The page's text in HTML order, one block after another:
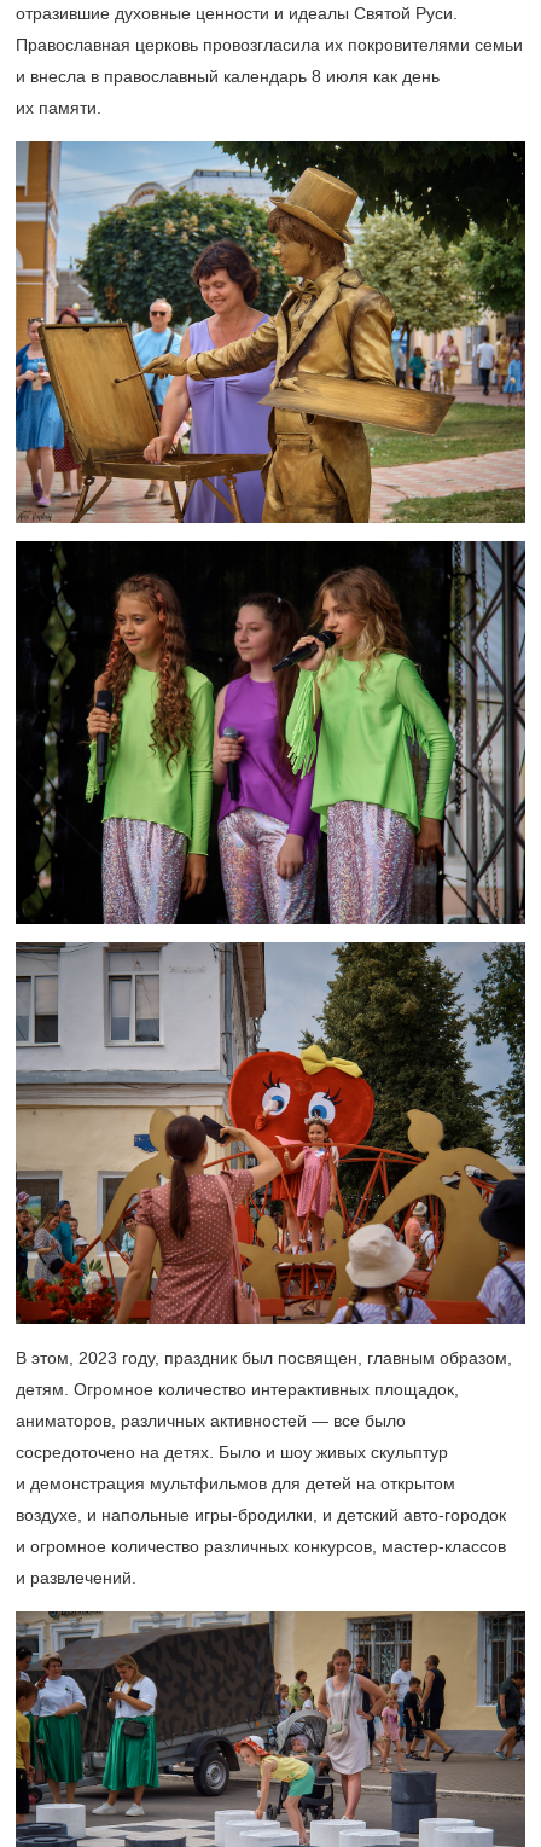
отразившие духовные ценности и идеалы Святой Руси.
Православная церковь провозгласила их покровителями семьи
и внесла в православный календарь 8 июля как день
их памяти.
В этом, 2023 году, праздник был посвящен, главным образом,
детям. Огромное количество интерактивных площадок,
аниматоров, различных активностей — все было
сосредоточено на детях. Было и шоу живых скульптур
и демонстрация мультфильмов для детей на открытом
воздухе, и напольные игры-бродилки, и детский авто-городок
и огромное количество различных конкурсов, мастер-классов
и развлечений.